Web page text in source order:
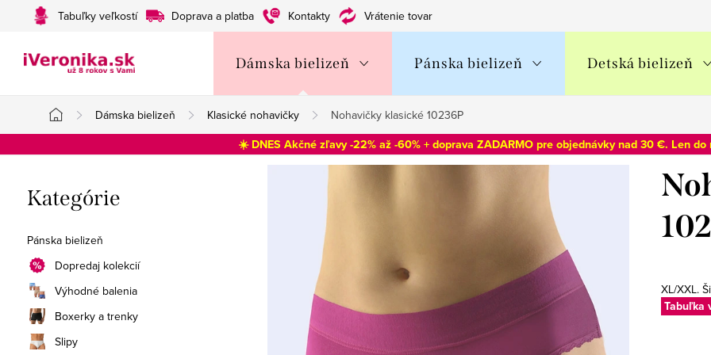
Tabuľky veľkostí Doprava a platba Kontakty Vrátenie tovaru
Dámska bielizeň Pánska bielizeň Detská bielizeň
Domov
Dámska bielizeň Klasické nohavičky Nohavičky klasické 10236P
☀️ DNES Akčné zľavy -22% až -60% + doprava ZADARMO pre objednávky nad 30 €. Len do
o
č
n
ý
p
Preskočiť
kategórie
Kategórie
Pánska bielizeň
Dopredaj kolekcií
Výhodné balenia
Boxerky a trenky
Slipy
XL/XXL.
Tabuľka